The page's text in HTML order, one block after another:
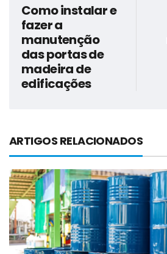
Como instalar e
fazer a
manutenção
das portas de
madeira de
edificações
ARTIGOS RELACIONADOS